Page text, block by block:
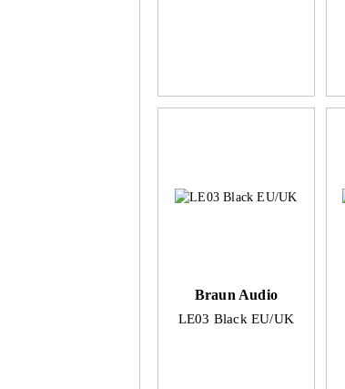
Braun Audio
LE03 Black EU/UK